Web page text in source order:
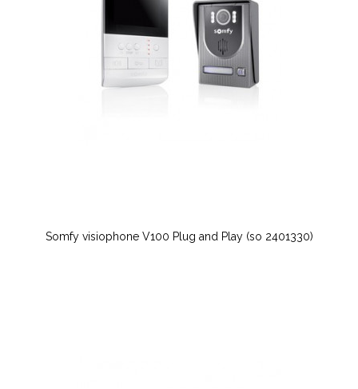
Somfy visiophone V100 Plug and Play (so 2401330)